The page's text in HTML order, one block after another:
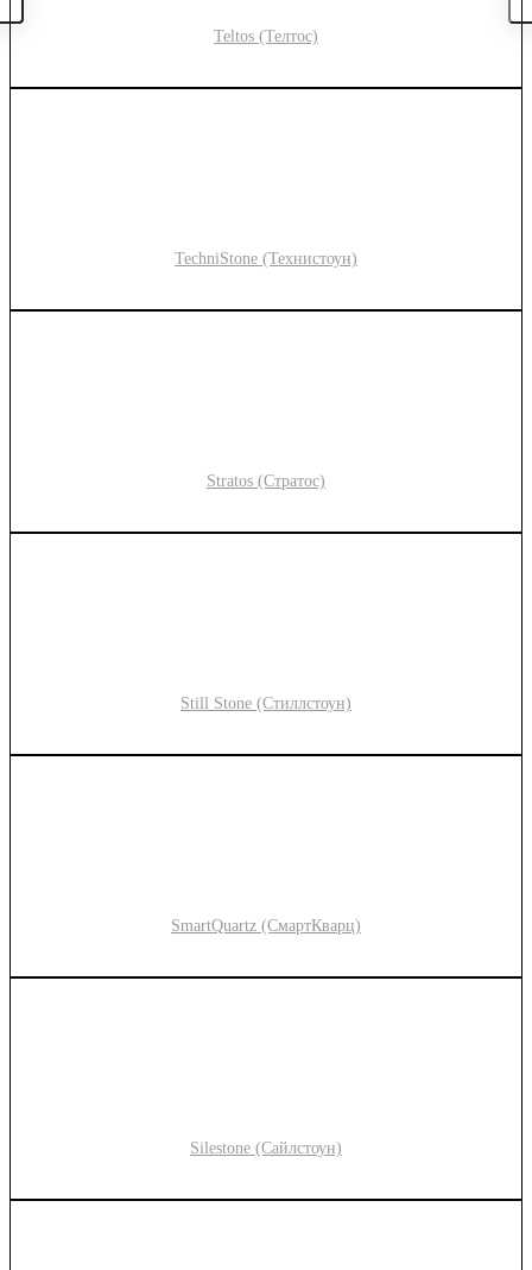
Teltos (Телтос)
TechniStone (Технистоун)
Stratos (Стратос)
Still Stone (Стиллстоун)
SmartQuartz (СмартКварц)
Silestone (Сайлстоун)